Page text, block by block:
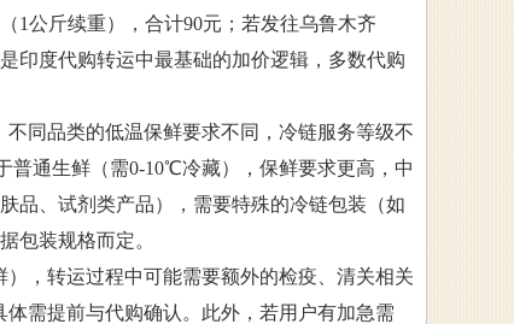
1公斤续重），合计90元；若发往乌鲁木齐
印度代购转运中最基础的加价逻辑，多数代购
同品类的低温保鲜要求不同，冷链服务等级不
普通生鲜（需0-10℃冷藏），保鲜要求更高，中
品、试剂类产品），需要特殊的冷链包装（如
包装规格而定。
，转运过程中可能需要额外的检疫、清关相关
需提前与代购确认。此外，若用户有加急需